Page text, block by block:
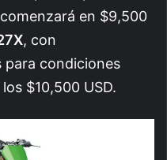
comenzará en $9,500
, con
para condiciones
$10,500 USD.